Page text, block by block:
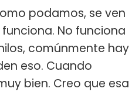
podamos, se ven
No funciona
comúnmente hay
eso. Cuando
bien. Creo que esa